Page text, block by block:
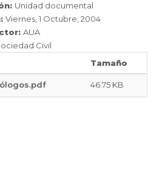
Unidad documental
Viernes, 1 Octubre, 2004
AUA
Civil
Tamaño
46.75 KB